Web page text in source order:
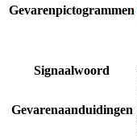
Gevarenpictogrammen
Signaalwoord
Gevarenaanduidingen